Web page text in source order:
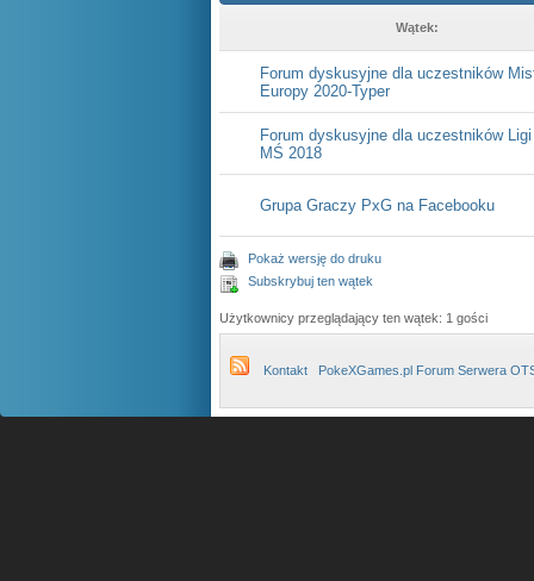
Wątek:
Forum dyskusyjne dla uczestników
Europy 2020-Typer
Forum dyskusyjne dla uczestników Ligi
MŚ 2018
Grupa Graczy PxG na Facebooku
Pokaż wersję do druku
Subskrybuj ten wątek
Użytkownicy przeglądający ten wątek: 1 gości
Kontakt PokeXGames.pl Forum Serwera